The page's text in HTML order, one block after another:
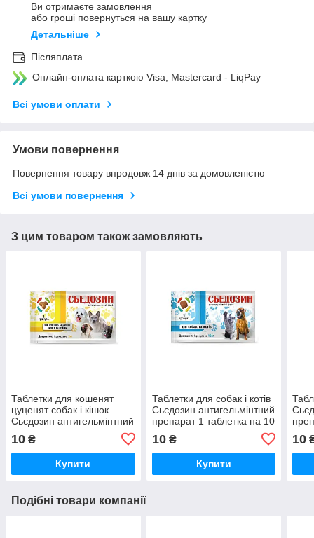
Ви отримаєте замовлення
або гроші повернуться на вашу картку
Детальніше
Післяплата
Онлайн-оплата карткою Visa, Mastercard - LiqPay
Всі умови оплати
Умови повернення
Повернення товару впродовж 14 днів за домовленістю
Всі умови повернення
З цим товаром також замовляють
Таблетки для кошенят
цуценят собак і кішок
Сьєдозин антигельмінтний
препарат 1 таблетка на 2
кг №1 Круг
10 ₴
Купити
Таблетки для собак і котів
Сьєдозин антигельмінтний
препарат 1 таблетка на 10
10₴
Купити
10
Подібні товари компанії